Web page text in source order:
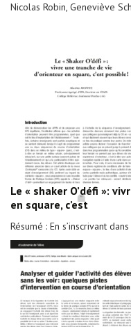
Nicolas Robin, Geneviève
Le « shaker O’défi »:
en square, c’est
Résumé : En s’inscrivant